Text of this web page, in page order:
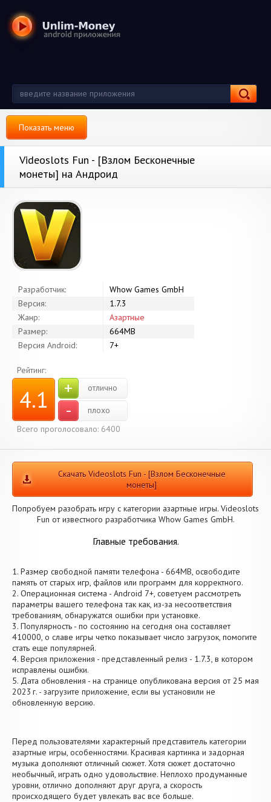
Показать меню
Videoslots Fun - [Взлом Бесконечные
монеты] на Андроид
Разработчик:
Whow Games GmbH
Версия:
1.7.3
Жанр:
Азартные
Размер:
664MB
Версия Android:
7+
Рейтинг:
4.1 + отлично
-
плохо
Всего проголосовало: 6400
Скачать Videoslots Fun - [Взлом Бесконечные
монеты]
Попробуем разобрать игру с категории азартные игры. Videoslots
Fun от известного разработчика Whow Games GmbH.
Главные требования.
1. Размер свободной памяти телефона - 664MB, освободите
память от старых игр, файлов или программ для корректного.
2. Операционная система - Android 7+, советуем рассмотреть
параметры вашего телефона так как, из-за несоответствия
требованиям, обнаружатся ошибки при установке.
3. Популярность - по состоянию на сегодня она составляет
410000, о cлаве игры четко показывает число загрузок, помогите
стать еще популярней.
4. Версия приложения - представленный релиз - 1.7.3, в котором
исправлены ошибки.
5. Дата обновления - на странице опубликована версия от 25 мая
2023 г. - загрузите приложение, если вы установили не
обновленную версию.
Перед пользователями характерный представитель категории
азартные игры, особенностями. Красивая картинка и задорная
музыка дополняют отличный сюжет. Хотя сюжет достаточно
необычный, играть одно удовольствие. Неплохо продуманные
уровни, отлично дополняют друг друга, а скорость
происходящего будет увлекать вас все больше.